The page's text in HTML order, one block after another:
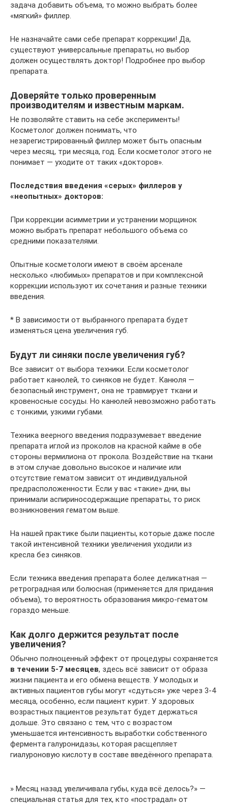
задача добавить объема, то можно выбрать более
«мягкий» филлер.
Не назначайте сами себе препарат коррекции! Да,
существуют универсальные препараты, но выбор
должен осуществлять доктор! Подробнее про выбор
препарата.
Доверяйте только проверенным
производителям и известным маркам.
Не позволяйте ставить на себе эксперименты!
Косметолог должен понимать, что
незарегистрированный филлер может быть опасным
через месяц, три месяца, год. Если косметолог этого не
понимает — уходите от таких «докторов».
Последствия введения «серых» филлеров у
«неопытных» докторов:
При коррекции асимметрии и устранении морщинок
можно выбрать препарат небольшого объема со
средними показателями.
Опытные косметологи имеют в своём арсенале
несколько «любимых» препаратов и при комплексной
коррекции используют их сочетания и разные техники
введения.
* В зависимости от выбранного препарата будет
изменяться цена увеличения губ.
Будут ли синяки после увеличения губ?
Все зависит от выбора техники. Если косметолог
работает канюлей, то синяков не будет. Канюля —
безопасный инструмент, она не травмирует ткани и
кровеносные сосуды. Но канюлей невозможно работать
с тонкими, узкими губами.
Техника веерного введения подразумевает введение
препарата иглой из проколов на красной кайме в обе
стороны вермилиона от прокола. Воздействие на ткани
в этом случае довольно высокое и наличие или
отсутствие гематом зависит от индивидуальной
предрасположенности. Если у вас «такие» дни, вы
принимали аспириносодержащие препараты, то риск
возникновения гематом выше.
На нашей практике были пациенты, которые даже после
такой интенсивной техники увеличения уходили из
кресла без синяков.
Если техника введения препарата более деликатная —
ретроградная или болюсная (применяется для придания
объема), то вероятность образования микро-гематом
гораздо меньше.
Как долго держится результат после
увеличения?
Обычно полноценный эффект от процедуры сохраняется
в течении 5-7 месяцев, здесь всё зависит от образа
жизни пациента и его обмена веществ. У молодых и
активных пациентов губы могут «сдуться» уже через 3-4
месяца, особенно, если пациент курит. У здоровых
возрастных пациентов результат будет держаться
дольше. Это связано с тем, что с возрастом
уменьшается интенсивность выработки собственного
фермента галуронидазы, которая расщепляет
гиалуроновую кислоту в составе введённого препарата.
» Месяц назад увеличивала губы, куда всё делось?» —
специальная статья для тех, кто «пострадал» от